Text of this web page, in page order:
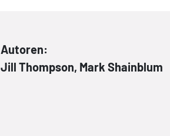
Autoren:
Jill Thompson, Mark Shainblum